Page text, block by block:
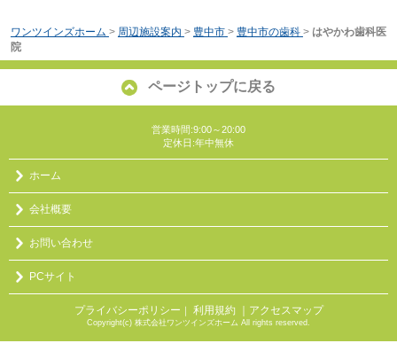
ワンツインズホーム > 周辺施設案内 > 豊中市 > 豊中市の歯科 > はやかわ歯科医
院
ページトップに戻る
営業時間:9:00～20:00
定休日:年中無休
ホーム
会社概要
お問い合わせ
PCサイト
プライバシーポリシー ｜ 利用規約 ｜アクセスマップ
Copyright(c) 株式会社ワンツインズホーム All rights reserved.